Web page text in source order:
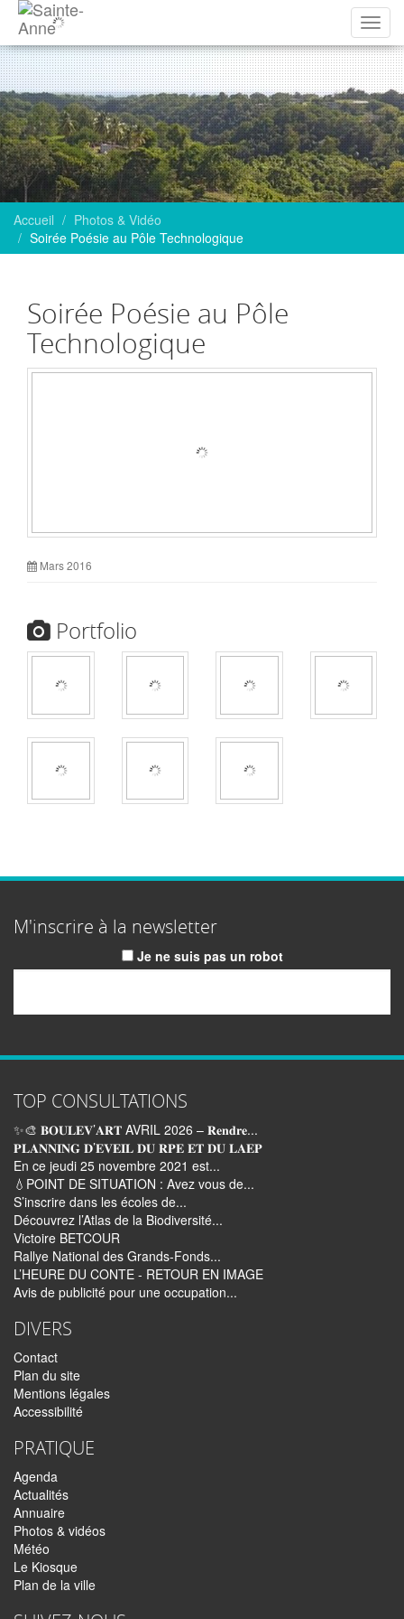
la
Accueil
Photos & Vidéo
Soirée Poésie au Pôle Technologique
Soirée Poésie au Pôle
Technologique
Mars 2016
Portfolio
M'inscrire à la newsletter
Je ne suis pas un robot
TOP CONSULTATIONS
✨🎨 𝐁𝐎𝐔𝐋𝐄𝐕’𝐀𝐑𝐓 AVRIL 2026 – 𝐑𝐞𝐧𝐝𝐫𝐞...
𝐏𝐋𝐀𝐍𝐍𝐈𝐍𝐆 𝐃’𝐄𝐕𝐄𝐈𝐋 𝐃𝐔 𝐑𝐏𝐄 𝐄𝐓 𝐃𝐔 𝐋𝐀𝐄𝐏
En ce jeudi 25 novembre 2021 est...
💧POINT DE SITUATION : Avez vous de...
S’inscrire dans les écoles de...
Découvrez l’Atlas de la Biodiversité...
Victoire BETCOUR
Rallye National des Grands-Fonds...
L’HEURE DU CONTE - RETOUR EN IMAGE
Avis de publicité pour une occupation...
DIVERS
Contact
Plan du site
Mentions légales
Accessibilité
PRATIQUE
Agenda
Actualités
Annuaire
Photos & vidéos
Météo
Le Kiosque
Plan de la ville